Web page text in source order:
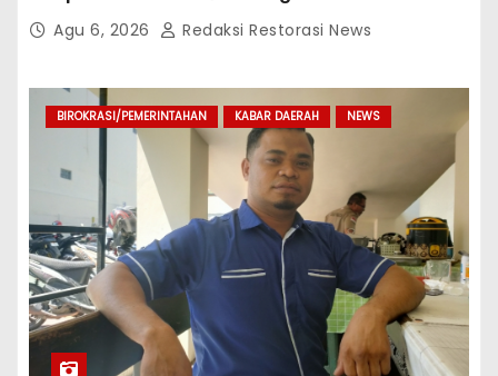
Penguatan Kemitraan Polri-Pers
Agu 6, 2026 Redaksi Restorasi News
BIROKRASI/PEMERINTAHAN KABAR DAERAH NEWS